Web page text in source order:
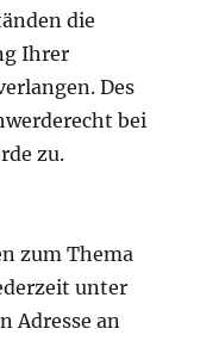
die
Ihrer
Des
bei
zu.
zum Thema
unter
Adresse an